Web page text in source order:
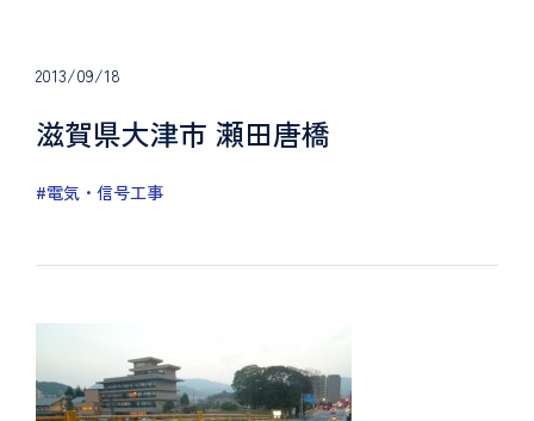
2013/09/18
滋賀県大津市 瀬田唐橋
#電気・信号工事